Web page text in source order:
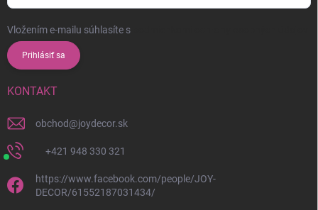
Vložením e-mailu súhlasíte s
Prihlásiť sa
KONTAKT
obchod@joydecor.sk
+421 948 330 321
https://www.facebook.com/people/JOY-
DECOR/61552187031434/